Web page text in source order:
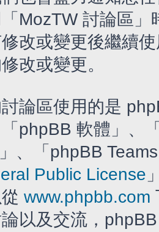
MozTW 討論區
改或變更後繼續
改或變更。
論區使用的是
phpBB 軟體」、
、「phpBB
Public License
www.phpbb.com
論以及交流，